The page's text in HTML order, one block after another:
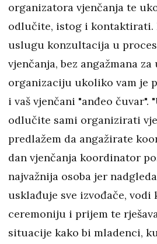
organizatora vjenčanja te
odlučite, istog i kontaktirati.
uslugu konzultacija u
vjenčanja, bez angažmana
organizaciju ukoliko vam je
i vaš vjenčani "anđeo čuvar".
odlučite sami organizirati
predlažem da angažirate
dan vjenčanja koordinator
najvažnija osoba jer
usklađuje sve izvođače, vodi
ceremoniju i prijem te
situacije kako bi mladenci,